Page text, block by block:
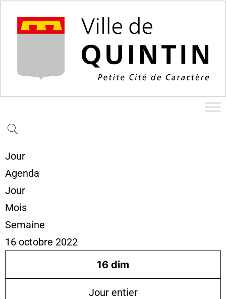
Jour
Agenda
Jour
Mois
Semaine
16 octobre 2022
16 dim
Jour entier